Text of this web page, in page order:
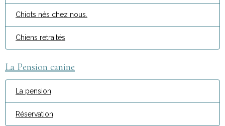
Chiots nés chez nous.
Chiens retraités
La Pension canine
La pension
Réservation